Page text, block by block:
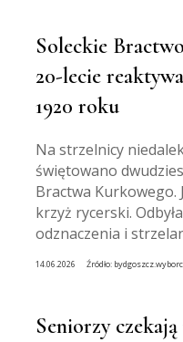
Soleckie
20-lecie
1920 roku
Na strzelnicy
świętowano
Bractwa Kurkowego.
krzyż rycerski.
odznaczenia i
14.06.2026 Źródło:
Seniorzy